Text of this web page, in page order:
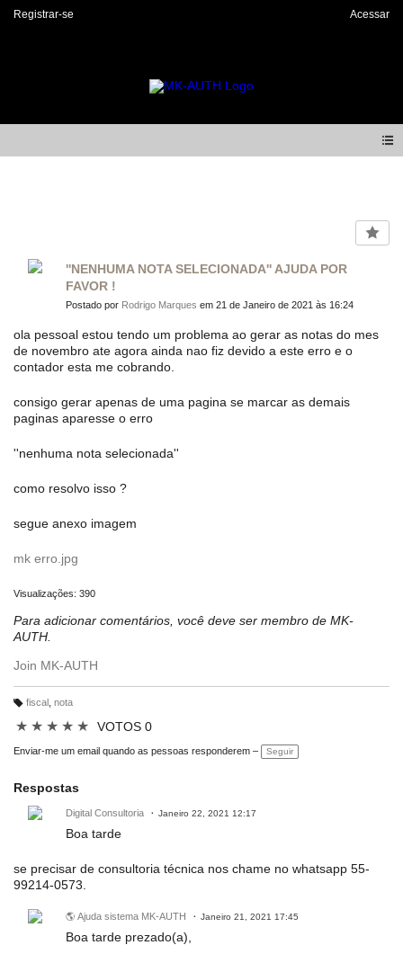
Registrar-se Acessar
''NENHUMA NOTA SELECIONADA'' AJUDA POR
FAVOR !
Postado por Rodrigo Marques em 21 de Janeiro de 2021 às 16:24
ola pessoal estou tendo um problema ao gerar as notas do mes
de novembro ate agora ainda nao fiz devido a este erro e o
contador esta me cobrando.
consigo gerar apenas de uma pagina se marcar as demais
paginas aparesse o erro
''nenhuma nota selecionada''
como resolvo isso ?
segue anexo imagem
mk erro.jpg
Visualizações: 390
Para adicionar comentários, você deve ser membro de MK-
AUTH.
Join MK-AUTH
ar
c
ç
õ
fiscal nota
★ ★ ★ ★ ★ VOTOS 0
Enviar-me um email quando as pessoas responderem – Seguir
Respostas
Digital Consultoria Janeiro 22, 2021 12:17
Boa tarde
se precisar de consultoria técnica nos chame no whatsapp 55-
99214-0573.
🌎 Ajuda sistema MK-AUTH Janeiro 21, 2021 17:45
Boa tarde prezado(a),